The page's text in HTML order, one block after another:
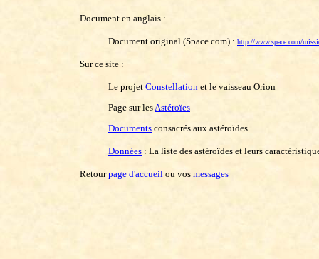
Document en anglais :
Document original (Space.com) : http://www.space.com/
Sur ce site :
Le projet Constellation et le vaisseau Orion
Page sur lesAstéroïes
Documents consacrés aux astéroïdes
Données : La liste des astéroïdes et leurs
Retourpage d'accueil ou vos messages